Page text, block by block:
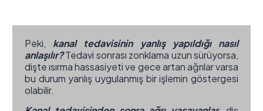
Peki, kanal tedavisinin yanlış yapıldığı nasıl
anlaşılır?Tedavi sonrası zonklama uzun sürüyorsa,
dişte ısırma hassasiyeti ve gece artan ağrılar varsa
bu durum yanlış uygulanmış bir işlemin göstergesi
olabilir.